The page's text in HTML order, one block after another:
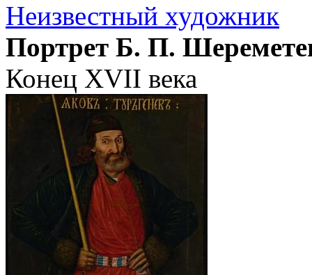
Неизвестный художник
Портрет Б. П.
Конец XVII века